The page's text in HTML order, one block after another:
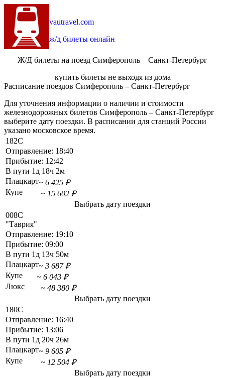
vautravel.com
ж/д билеты онлайн
Ж/Д билеты на поезд Симферополь – Санкт-Петербург
купить билеты не выходя из дома
Расписание поездов Симферополь – Санкт-Петербург
Для уточнения информации о наличии и стоимости
железнодорожных билетов Симферополь – Санкт-Петербург
выберите дату поездки. В расписании для станций России
указано московское время.
182С
Отправление: 18:40
Прибытие: 12:42
В пути 1д 18ч 2м
Плацкарт~ 6 425 ₽
Купе
~ 15 602 ₽
Выбрать дату поездки
008С
"Таврия"
Отправление: 19:10
Прибытие: 09:00
В пути 1д 13ч 50м
Плацкарт~ 3 687 ₽
Купе
~ 6 043 ₽
Люкс
~ 48 380 ₽
Выбрать дату поездки
180С
Отправление: 16:40
Прибытие: 13:06
В пути 1д 20ч 26м
Плацкарт~ 9 605 ₽
Купе
~ 12 504 ₽
Выбрать дату поездки